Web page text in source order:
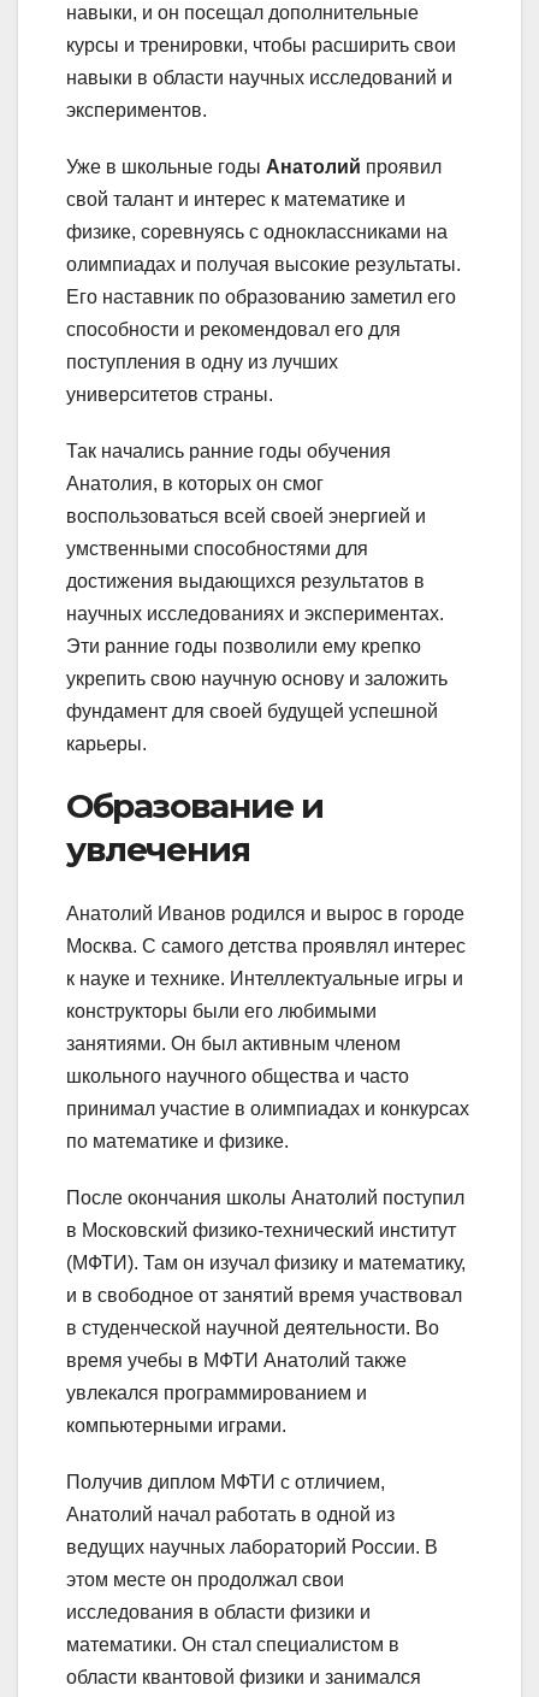
навыки, и он посещал дополнительные
курсы и тренировки, чтобы расширить свои
навыки в области научных исследований и
экспериментов.
Уже в школьные годы Анатолий проявил
свой талант и интерес к математике и
физике, соревнуясь с одноклассниками на
олимпиадах и получая высокие результаты.
Его наставник по образованию заметил его
способности и рекомендовал его для
поступления в одну из лучших
университетов страны.
Так начались ранние годы обучения
Анатолия, в которых он смог
воспользоваться всей своей энергией и
умственными способностями для
достижения выдающихся результатов в
научных исследованиях и экспериментах.
Эти ранние годы позволили ему крепко
укрепить свою научную основу и заложить
фундамент для своей будущей успешной
карьеры.
Образование и
увлечения
Анатолий Иванов родился и вырос в городе
Москва. С самого детства проявлял интерес
к науке и технике. Интеллектуальные игры и
конструкторы были его любимыми
занятиями. Он был активным членом
школьного научного общества и часто
принимал участие в олимпиадах и конкурсах
по математике и физике.
После окончания школы Анатолий поступил
в Московский физико-технический институт
(МФТИ). Там он изучал физику и математику,
и в свободное от занятий время участвовал
в студенческой научной деятельности. Во
время учебы в МФТИ Анатолий также
увлекался программированием и
компьютерными играми.
Получив диплом МФТИ с отличием,
Анатолий начал работать в одной из
ведущих научных лабораторий России. В
этом месте он продолжал свои
исследования в области физики и
математики. Он стал специалистом в
области квантовой физики и занимался